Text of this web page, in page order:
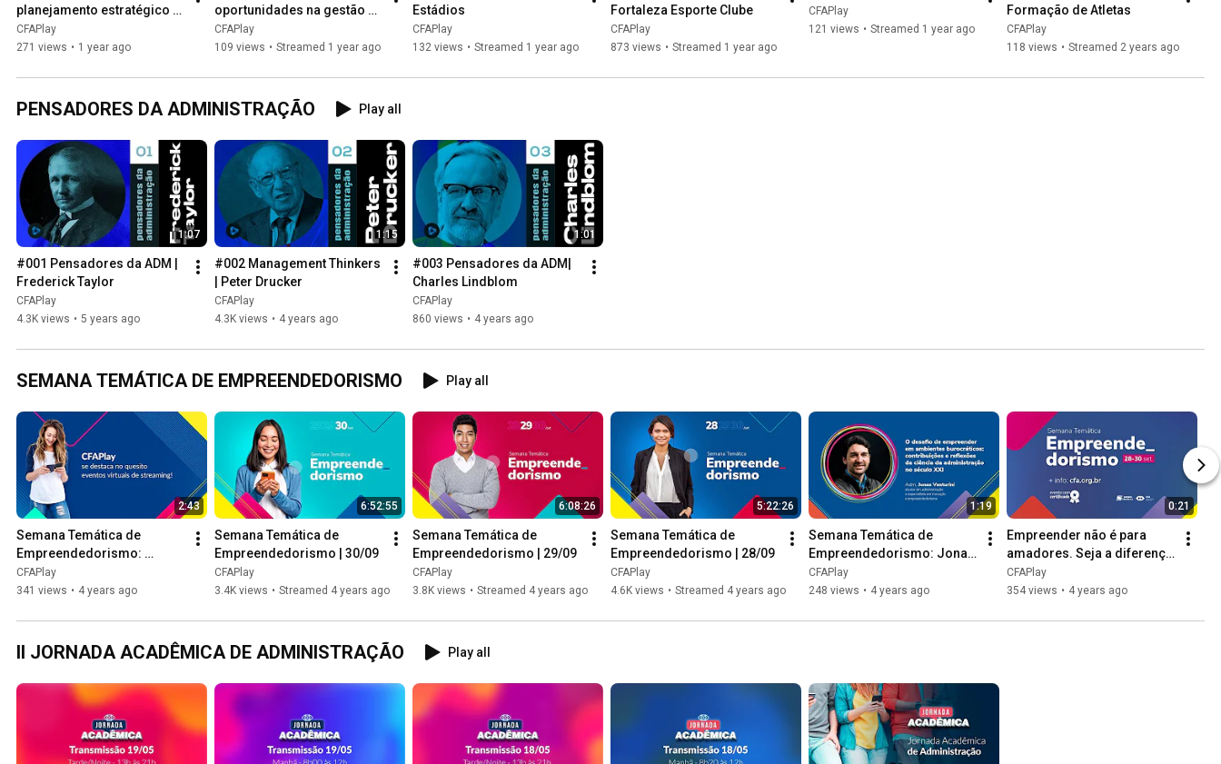
planejamento estratégico e
estruturação do clube
CFAPlay
271 views • 1 year ago
oportunidades na gestão
esportiva
CFAPlay
109 views • Streamed 1 year ago
Estádios
CFAPlay
132 views • Streamed 1 year ago
Fortaleza Esporte Clube
CFAPlay
873 views • Streamed 1 year ago
CFAPlay
121 views • Streamed 1 year ago
Formação de Atletas
CFAPlay
118 views • Streamed 2 years ago
PENSADORES DA ADMINISTRAÇÃO Play all
1:07
#001 Pensadores da ADM |
Frederick Taylor
CFAPlay
4.3K views • 5 years ago
1:15
#002 Management Thinkers
| Peter Drucker
CFAPlay
4.3K views • 4 years ago
1:01
#003 Pensadores da ADM|
Charles Lindblom
CFAPlay
860 views • 4 years ago
SEMANA TEMÁTICA DE EMPREENDEDORISMO Play all
2:43
Semana Temática de
Empreendedorismo:
Obrigado por sua
participação!
CFAPlay
341 views • 4 years ago
6:52:55
Semana Temática de
Empreendedorismo | 30/09
CFAPlay
3.4K views • Streamed 4 years ago
6:08:26
Semana Temática de
Empreendedorismo | 29/09
CFAPlay
3.8K views • Streamed 4 years ago
5:22:26
Semana Temática de
Empreendedorismo | 28/09
CFAPlay
4.6K views • Streamed 4 years ago
1:19
Semana Temática de
Empreendedorismo: Jonas
Venturini
CFAPlay
248 views • 4 years ago
0:21
Empreender não é para
amadores. Seja a diferença
no segmento!
CFAPlay
354 views • 4 years ago
II JORNADA ACADÊMICA DE ADMINISTRAÇÃO Play all